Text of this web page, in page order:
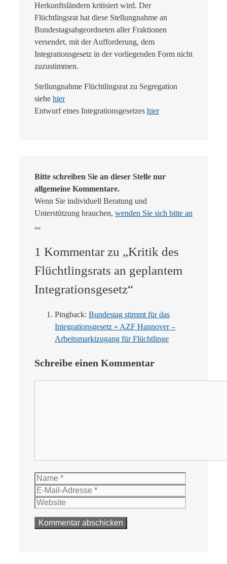
Herkunftsländern kritisiert wird. Der
Flüchtlingsrat hat diese Stellungnahme an
Bundestagsabgeordneten aller Fraktionen
versendet, mit der Aufforderung, dem
Integrationsgesetz in der vorliegenden Form nicht
zuzustimmen.
Stellungnahme Flüchtlingsrat zu Segregation
siehe hier
Entwurf eines Integrationsgesetzes hier
Bitte schreiben Sie an dieser Stelle nur
allgemeine Kommentare.
Wenn Sie individuell Beratung und
Unterstützung brauchen, wenden Sie sich bitte an
...
1 Kommentar zu „Kritik des
Flüchtlingsrats an geplantem
Integrationsgesetz“
Pingback: Bundestag stimmt für das
Integrationsgesetz « AZF Hannover –
Arbeitsmarktzugang für Flüchtlinge
Schreibe einen Kommentar
Name